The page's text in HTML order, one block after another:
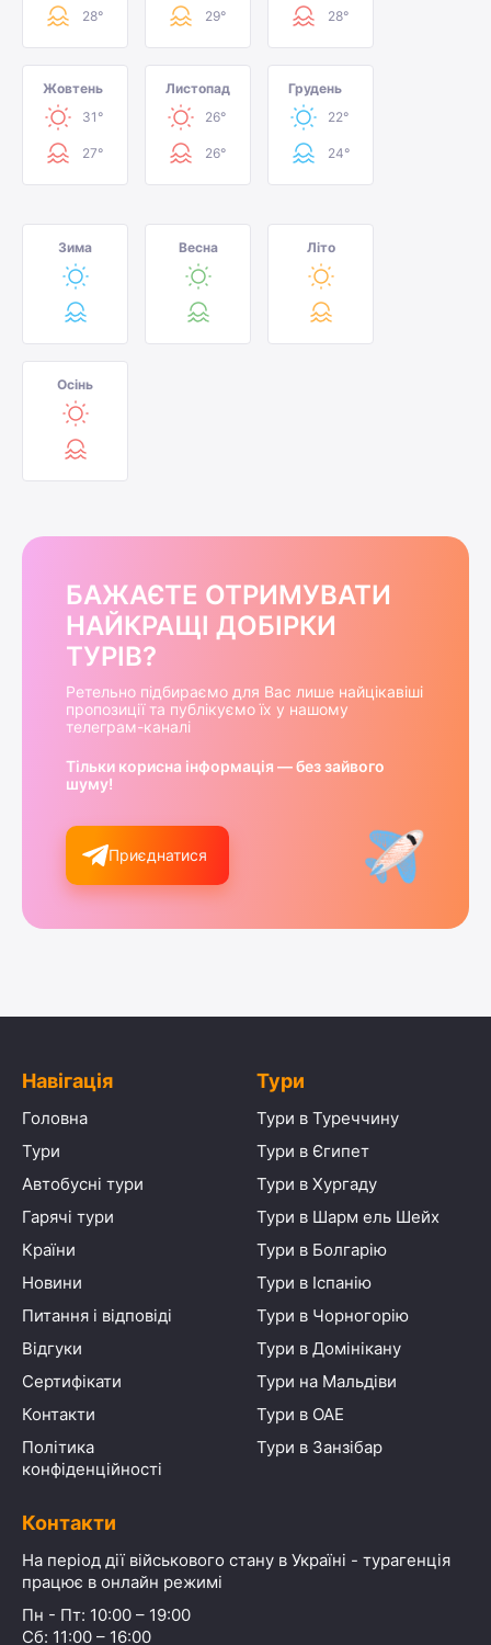
28° 29° 28°
Жовтень
31°
27°
Листопад
26°
26°
Грудень
22°
24°
Зима Весна Літо
Осінь
БАЖАЄТЕ ОТРИМУВАТИ
НАЙКРАЩІ ДОБІРКИ
ТУРІВ?
Ретельно підбираємо для Вас лише найцікавіші
пропозиції та публікуємо їх у нашому
телеграм-каналі
Тільки корисна інформація — без зайвого
шуму!
Приєднатися
Навігація
Головна
Тури
Автобусні тури
Гарячі тури
Країни
Новини
Питання і відповіді
Відгуки
Сертифікати
Контакти
Політика
конфіденційності
Тури
Тури в Туреччину
Тури в Єгипет
Тури в Хургаду
Тури в Шарм ель Шейх
Тури в Болгарію
Тури в Іспанію
Тури в Чорногорію
Тури в Домінікану
Тури на Мальдіви
Тури в ОАЕ
Тури в Занзібар
Контакти
На період дії військового стану в Україні - турагенція
працює в онлайн режимі
Пн - Пт: 10:00 – 19:00
Сб: 11:00 – 16:00